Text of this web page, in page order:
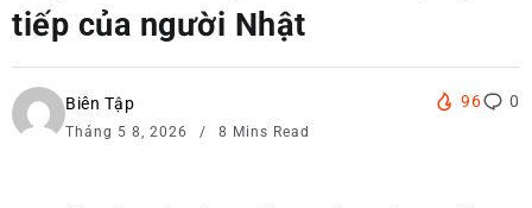
tiếp của người Nhật
Biên Tập
Tháng 5 8, 2026 8 Mins Read
96 0